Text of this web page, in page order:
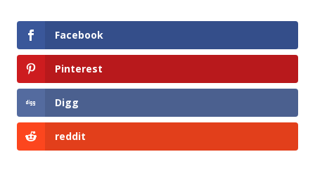
Facebook
Pinterest
Digg
reddit